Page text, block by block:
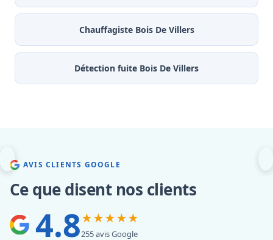
Chauffagiste Bois De Villers
Détection fuite Bois De Villers
AVIS CLIENTS GOOGLE
Ce que disent nos clients
4.8★★★★★
255 avis Google